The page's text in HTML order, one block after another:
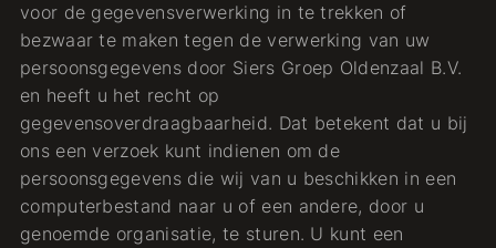
voor de gegevensverwerking in te trekken of
bezwaar te maken tegen de verwerking van uw
persoonsgegevens door Siers Groep Oldenzaal B.V.
en heeft u het recht op
gegevensoverdraagbaarheid. Dat betekent dat u bij
ons een verzoek kunt indienen om de
persoonsgegevens die wij van u beschikken in een
computerbestand naar u of een andere, door u
genoemde organisatie, te sturen. U kunt een